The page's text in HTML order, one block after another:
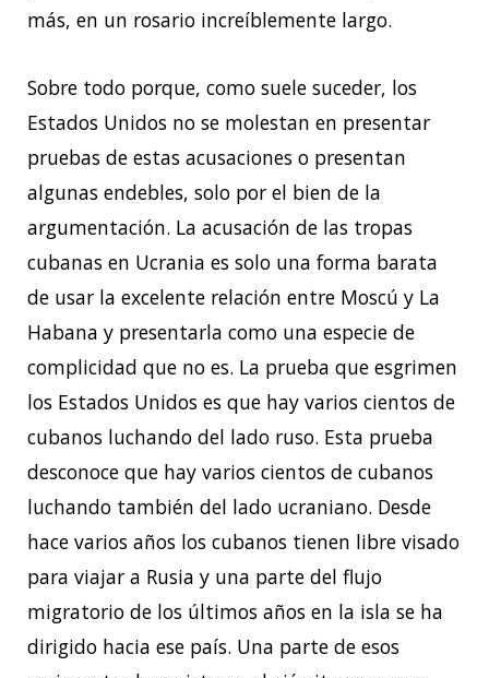
más, en un rosario increíblemente largo.
Sobre todo porque, como suele suceder, los
Estados Unidos no se molestan en presentar
pruebas de estas acusaciones o presentan
algunas endebles, solo por el bien de la
argumentación. La acusación de las tropas
cubanas en Ucrania es solo una forma barata
de usar la excelente relación entre Moscú y La
Habana y presentarla como una especie de
complicidad que no es. La prueba que esgrimen
los Estados Unidos es que hay varios cientos de
cubanos luchando del lado ruso. Esta prueba
desconoce que hay varios cientos de cubanos
luchando también del lado ucraniano. Desde
hace varios años los cubanos tienen libre visado
para viajar a Rusia y una parte del flujo
migratorio de los últimos años en la isla se ha
dirigido hacia ese país. Una parte de esos